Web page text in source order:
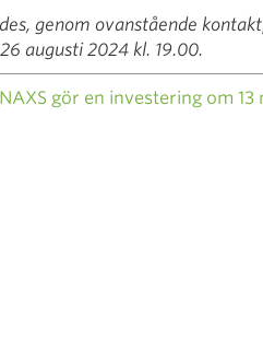
genom ovanstående
augusti 2024 kl. 19.00.
gör en investering om 13